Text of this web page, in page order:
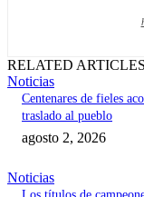
RELATED ARTICLES
Noticias
Centenares de fieles
traslado al pueblo
agosto 2, 2026
Noticias